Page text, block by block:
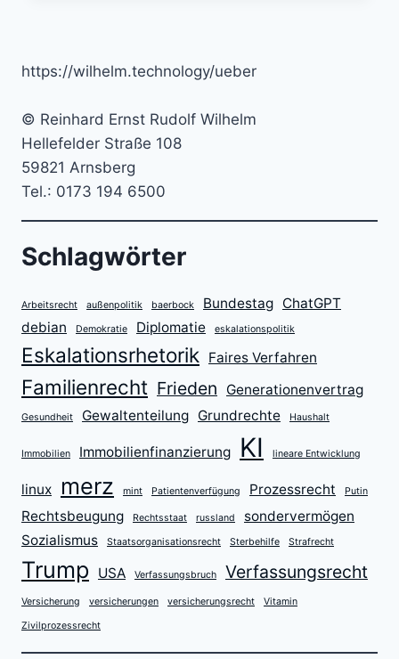
https://wilhelm.technology/ueber
© Reinhard Ernst Rudolf Wilhelm
Hellefelder Straße 108
59821 Arnsberg
Tel.: 0173 194 6500
Schlagwörter
Arbeitsrecht außenpolitik baerbock Bundestag ChatGPT
debian
Demokratie Diplomatie eskalationspolitik
Eskalationsrhetorik Faires Verfahren
Familienrecht Frieden Generationenvertrag
Gesundheit Gewaltenteilung Grundrechte Haushalt
Immobilien Immobilienfinanzierung KI lineare Entwicklung
linux merz mint Patientenverfügung Prozessrecht Putin
Rechtsbeugung Rechtsstaat russland
sondervermögen
Sozialismus
Staatsorganisationsrecht Sterbehilfe Strafrecht
Trump USA Verfassungsbruch Verfassungsrecht
Versicherung versicherungen versicherungsrecht Vitamin
Zivilprozessrecht